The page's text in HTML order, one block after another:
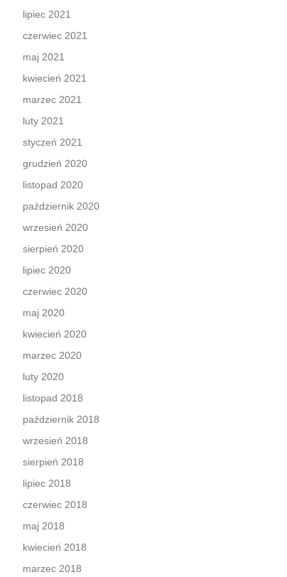
lipiec 2021
czerwiec 2021
maj 2021
kwiecień 2021
marzec 2021
luty 2021
styczeń 2021
grudzień 2020
listopad 2020
październik 2020
wrzesień 2020
sierpień 2020
lipiec 2020
czerwiec 2020
maj 2020
kwiecień 2020
marzec 2020
luty 2020
listopad 2018
październik 2018
wrzesień 2018
sierpień 2018
lipiec 2018
czerwiec 2018
maj 2018
kwiecień 2018
marzec 2018